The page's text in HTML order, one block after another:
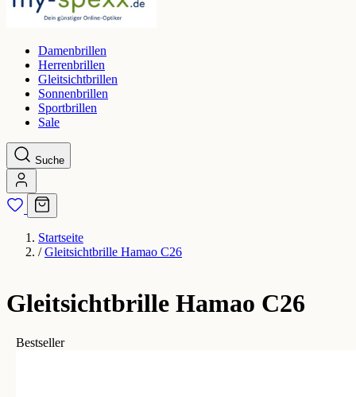
Damenbrillen
Herrenbrillen
Gleitsichtbrillen
Sonnenbrillen
Sportbrillen
Sale
Suche
Startseite
/ Gleitsichtbrille Hamao C26
Gleitsichtbrille Hamao C26
Bestseller